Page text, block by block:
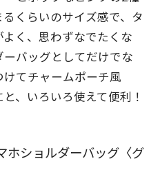
くらいのサイズ感で、タ
く、思わずなでたくな
バッグとしてだけでな
てチャームポーチ風
、いろいろ使えて便利！